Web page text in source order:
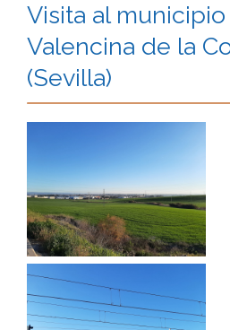
Visita al
Valencina de la
(Sevilla)